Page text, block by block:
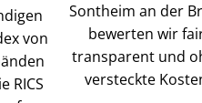
von
RICS
Sontheim an der
bewerten wir
transparent und
versteckte